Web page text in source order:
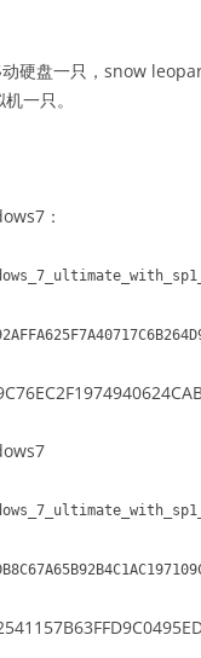
硬盘一只，snow
一只。
：